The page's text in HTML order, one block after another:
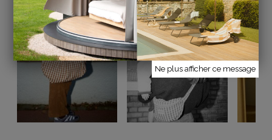
SUIVEZ-NOUS SUR INSTAGRAM@gabrielle.paris
Ne plus afficher ce message